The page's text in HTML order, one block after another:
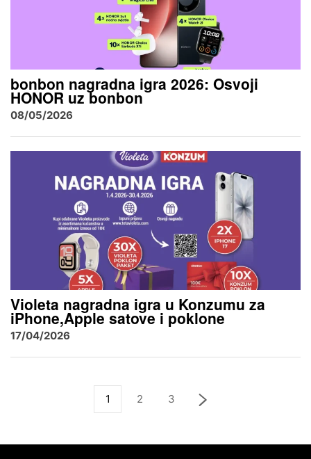
bonbon nagradna igra 2026: Osvoji
HONOR uz bonbon
08/05/2026
Violeta nagradna igra u Konzumu za
iPhone,Apple satove i poklone
17/04/2026
1 2 3